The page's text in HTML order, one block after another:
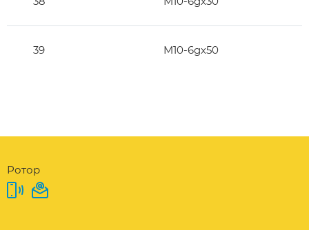
39 M10-6gх50
Ротор